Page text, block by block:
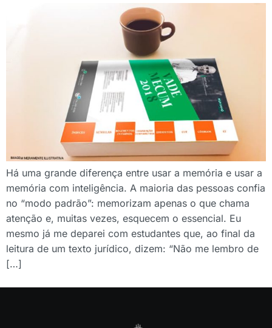
Há uma grande diferença entre usar a memória e usar a
memória com inteligência. A maioria das pessoas confia
no “modo padrão”: memorizam apenas o que chama
atenção e, muitas vezes, esquecem o essencial. Eu
mesmo já me deparei com estudantes que, ao final da
leitura de um texto jurídico, dizem: “Não me lembro de
[…]